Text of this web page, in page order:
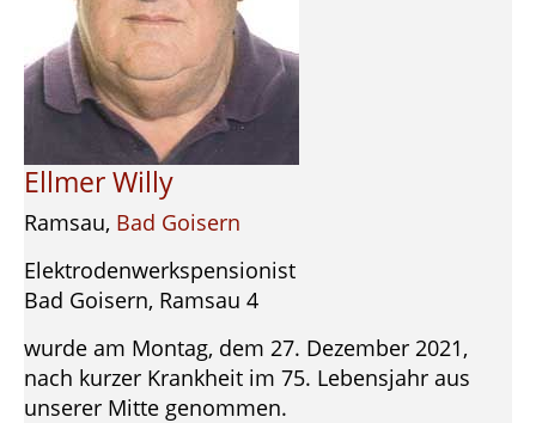
Ellmer Willy
Ramsau, Bad Goisern
Elektrodenwerkspensionist
Bad Goisern, Ramsau 4
wurde am Montag, dem 27. Dezember 2021,
nach kurzer Krankheit im 75. Lebensjahr aus
unserer Mitte genommen.